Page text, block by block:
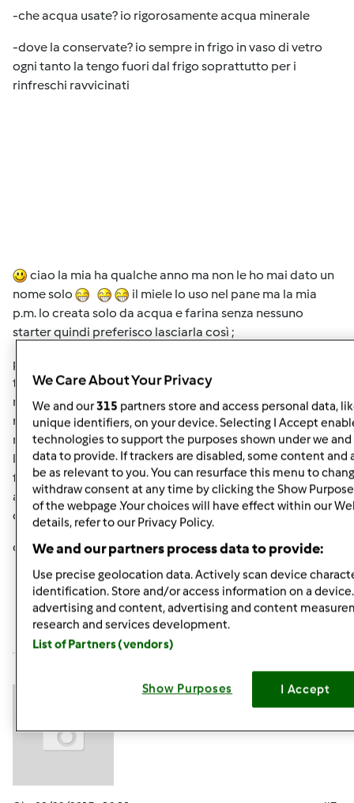
-che acqua usate? io rigorosamente acqua minerale
-dove la conservate? io sempre in frigo in vaso di vetro
ogni tanto la tengo fuori dal frigo soprattutto per i
rinfreschi ravvicinati
ciao la mia ha qualche anno ma non le ho mai dato un
nome solo
il miele lo uso nel pane ma la mia
p.m. lo creata solo da acqua e farina senza nessuno
starter quindi preferisco lasciarla così ;
per il tempo mi è capitato di lasciarla circa un mese in
frigo .. perchè son dovuta partire all'improvviso e al mio
rientro era perfetta di aspetto ma un po' acida .. per il
rinfresco uso farina 00, sempre la stessa marca ,la
manitoba non la uso mai neanche per il pane preferisco
la 0, l'acqua minerale naturale, solitamente la conservo
fuori dal frigo perchè la uso più volte alla settimana
altrimenti in frigo .. ma ne ho sempre un po' secca e un
contenitore in congelatore
ok mi sa che ho risposto a tutto
In cima
Accedi registrati per poter commentare
We Care About Your Privacy
We and our315 partners store and access personal data,
unique identifiers, on your device. Selecting I Accept
technologies to support the purposes shown under we
data to provide. If trackers are disabled, some content and
be as relevant to you. You can resurface this menu to
withdraw consent at any time by clicking the Show
of the webpage .Your choices will have effect within our
details, refer to our Privacy Policy.
We and our partners process data to provide:
Use precise geolocation data. Actively scan device
identification. Store and/or access information on a
advertising and content, advertising and content
research and services development.
List of Partners (vendors)
Show Purposes I Accept